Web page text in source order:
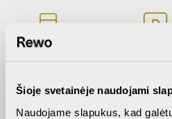
Šioje svetainėje naudojami
Naudojame slapukus, kad
Dalinės
apdailos
aprašymas